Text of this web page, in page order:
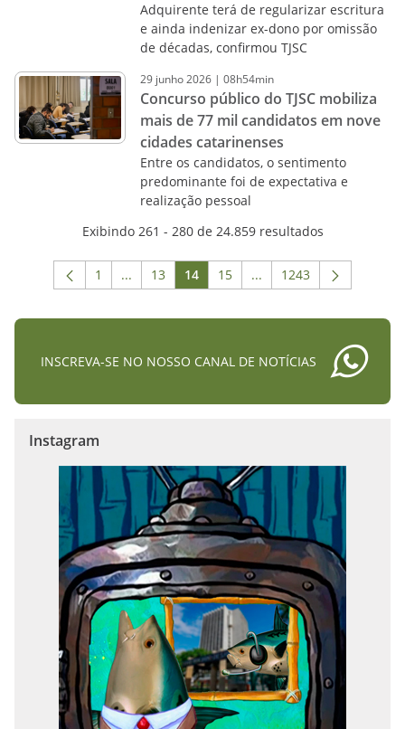
Adquirente terá de regularizar escritura
e ainda indenizar ex-dono por omissão
de décadas, confirmou TJSC
29 junho2026 | 08h54min
Concurso público do TJSC mobiliza
mais de 77 mil candidatos em nove
cidades catarinenses
Entre os candidatos, o sentimento
predominante foi de expectativa e
realização pessoal
Exibindo 261 - 280 de 24.859 resultados
Página
1 ...Páginas intermediárias Usar ABA para
Página
13 Página
14 Página
15 ...Páginas intermediárias
Página
1243
INSCREVA-SE NO NOSSO CANAL DE NOTÍCIAS
Instagram